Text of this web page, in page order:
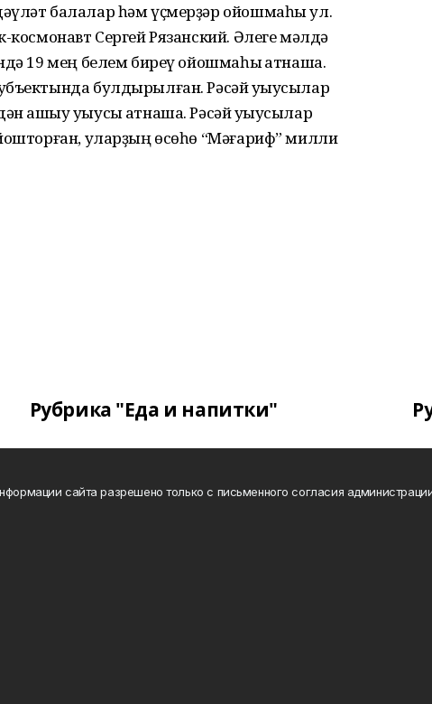
балалар һәм үҫмерҙәр ойошмаһы ул.
космонавт Сергей Рязанский. Әлеге мәлдә
19 мең белем биреү ойошмаһы ҡатнаша.
булдырылған. Рәсәй уҡыусылар
ашыу уҡыусы ҡатнаша. Рәсәй уҡыусылар
уларҙың өсөһө “Мәғариф” милли
Рубрика "Еда и напитки"
сайта разрешено только с письменного согласия